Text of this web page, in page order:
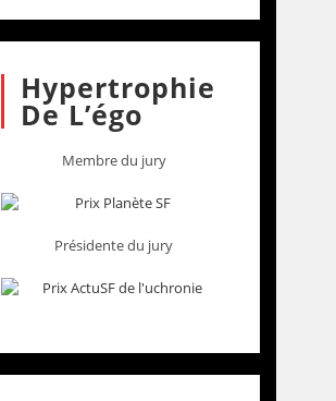
Hypertrophie
De L’égo
Membre du jury
Présidente du jury